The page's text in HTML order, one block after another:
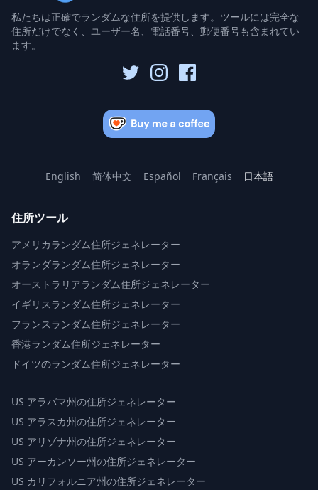
私たちは正確でランダムな住所を提供します。ツールには完全な
住所だけでなく、ユーザー名、電話番号、郵便番号も含まれてい
ます。
English 简体中文 Español Français 日本語
住所ツール
アメリカランダム住所ジェネレーター
オランダランダム住所ジェネレーター
オーストラリアランダム住所ジェネレーター
イギリスランダム住所ジェネレーター
フランスランダム住所ジェネレーター
香港ランダム住所ジェネレーター
ドイツのランダム住所ジェネレーター
US アラバマ州の住所ジェネレーター
US アラスカ州の住所ジェネレーター
US アリゾナ州の住所ジェネレーター
US アーカンソー州の住所ジェネレーター
US カリフォルニア州の住所ジェネレーター